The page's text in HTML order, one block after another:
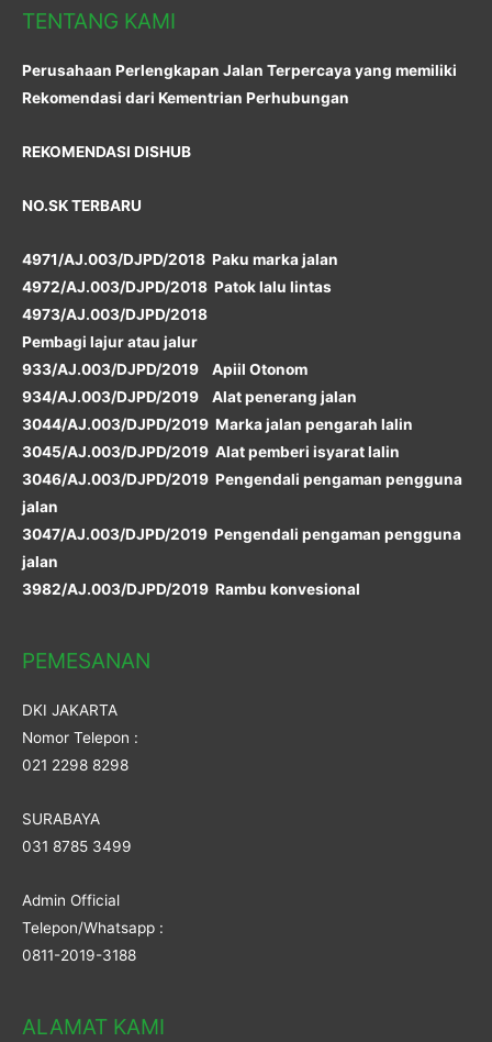
TENTANG KAMI
Perusahaan Perlengkapan Jalan Terpercaya yang memiliki
Rekomendasi dari Kementrian Perhubungan
REKOMENDASI DISHUB
NO.SK TERBARU
4971/AJ.003/DJPD/2018 Paku marka jalan
4972/AJ.003/DJPD/2018 Patok lalu lintas
4973/AJ.003/DJPD/2018
Pembagi lajur atau jalur
933/AJ.003/DJPD/2019 Apiil Otonom
934/AJ.003/DJPD/2019 Alat penerang jalan
3044/AJ.003/DJPD/2019 Marka jalan pengarah lalin
3045/AJ.003/DJPD/2019 Alat pemberi isyarat lalin
3046/AJ.003/DJPD/2019 Pengendali pengaman pengguna
jalan
3047/AJ.003/DJPD/2019 Pengendali pengaman pengguna
jalan
3982/AJ.003/DJPD/2019 Rambu konvesional
PEMESANAN
DKI JAKARTA
Nomor Telepon :
021 2298 8298
SURABAYA
031 8785 3499
Admin Official
Telepon/Whatsapp :
0811-2019-3188
ALAMAT KAMI